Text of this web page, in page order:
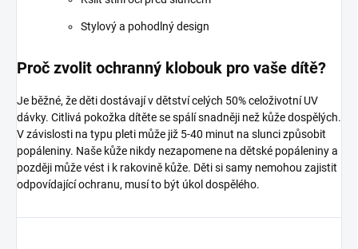
Stylový a pohodlný design
Proč zvolit ochranný klobouk pro vaše dítě?
Je běžné, že děti dostávají v dětství celých 50% celoživotní UV
dávky. Citlivá pokožka dítěte se spálí snadněji než kůže dospělých.
V závislosti na typu pleti může již 5-40 minut na slunci způsobit
popáleniny. Naše kůže nikdy nezapomene na dětské popáleniny a
později může vést i k rakovině kůže. Děti si samy nemohou zajistit
odpovídající ochranu, musí to být úkol dospělého.